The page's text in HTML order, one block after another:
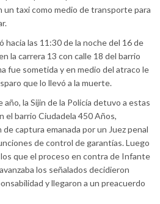
un taxi como medio de transporte para
hacia las 11:30 de la noche del 16 de
la carrera 13 con calle 18 del barrio
fue sometida y en medio del atraco le
que lo llevó a la muerte.
año, la Sijin de la Policía detuvo a estas
el barrio Ciudadela 450 Años,
captura emanada por un Juez penal
de control de garantías. Luego
que el proceso en contra de Infante
los señalados decidieron
y llegaron a un preacuerdo